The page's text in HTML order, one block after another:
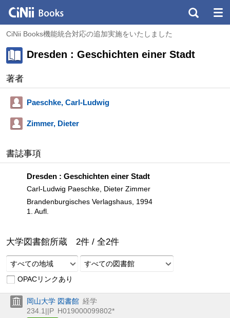
CiNii Books機能統合対応の追加実施をいたしました
Dresden : Geschichten einer Stadt
著者
Paeschke, Carl-Ludwig
Zimmer, Dieter
書誌事項
Dresden : Geschichten einer Stadt
Carl-Ludwig Paeschke, Dieter Zimmer
Brandenburgisches Verlagshaus, 1994
1. Aufl.
大学図書館所蔵 2件 / 全2件
すべての地域
すべての図書館
OPACリンクあり
岡山大学 図書館 経学
234.1||P H019000099802*